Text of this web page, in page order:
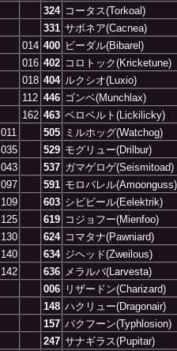
324 コータス(Torkoal)
331 サボネア(Cacnea)
014 400 ビーダル(Bibarel)
016 402 コロトック(Kricketune)
018 404 ルクシオ(Luxio)
112 446 ゴンベ(Munchlax)
162 463 ベロベルト(Lickilicky)
011
505
ミルホッグ(Watchog)
035
529 モグリュー(Drilbur)
043
537 ガマゲロゲ(Seismitoad)
097
591 モロバレル(Amoonguss)
109
603 シビビール(Eelektrik)
125
619 コジョフー(Mienfoo)
130
624 コマタナ(Pawniard)
140
634 ジヘッド(Zweilous)
142
636
メラルバ(Larvesta)
006
リザードン(Charizard)
148 ハクリュー(Dragonair)
157 バクフーン(Typhlosion)
247 サナギラス(Pupitar)